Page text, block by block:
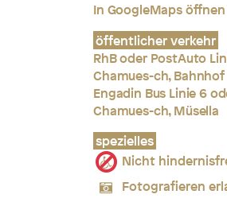
In GoogleMaps öffnen
öffentlicher verkehr
RhB oder PostAuto
Chamues-ch, Bahnhof
Engadin Bus Linie 6
Chamues-ch, Müsella
spezielles
Nicht
Fotografieren